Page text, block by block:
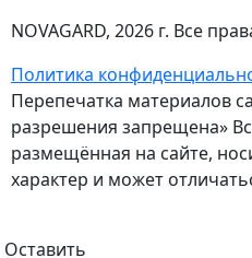
NOVAGARD, 2026 г. Все
Политика
Перепечатка материалов
разрешения запрещена»
размещённая на сайте,
характер и может
Оставить